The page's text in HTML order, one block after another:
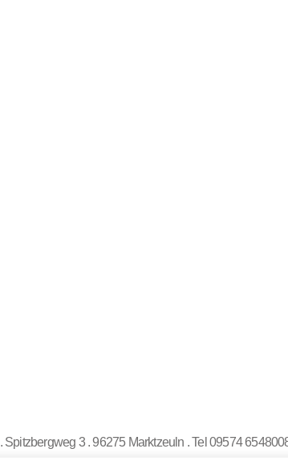
. Spitzbergweg 3 . 96275 Marktzeuln . Tel 09574